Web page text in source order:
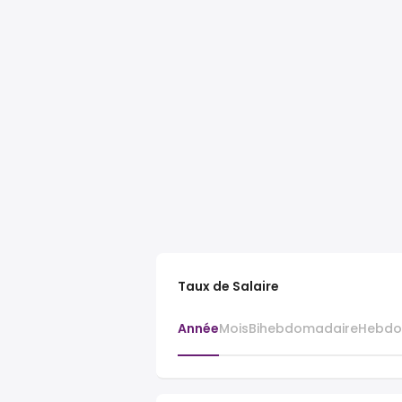
Taux de Salaire
AnnéeMoisBihebdomadaire